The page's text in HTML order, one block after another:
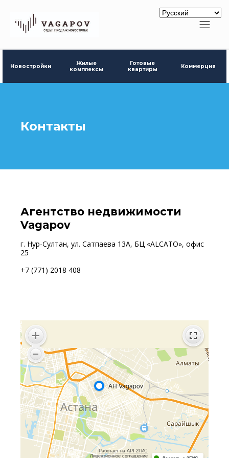
Новостройки
Жилые
комплексы
Готовые
квартиры
Коммерция
Контакты
Агентство недвижимости
Vagapov
г. Нур-Султан, ул. Сатпаева 13А, БЦ «ALCATO», офис
25
+7 (771) 2018 408